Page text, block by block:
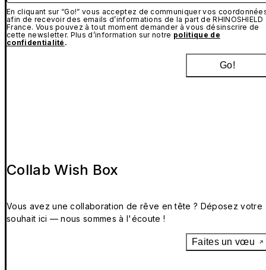
En cliquant sur “Go!” vous acceptez de communiquer vos
afin de recevoir des emails d’informations de la part de RHINOSHIELD
France. Vous pouvez à tout moment demander à vous désinscrire de
cette newsletter. Plus d’information sur notre politique de
confidentialité .
Go!
Collab Wish Box
Vous avez une collaboration de rêve en tête ? Déposez votre
souhait ici — nous sommes à l'écoute !
Faites un vœu